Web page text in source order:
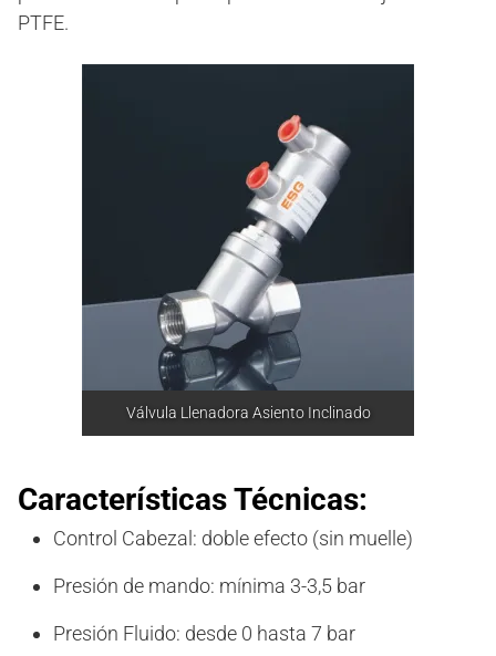
PTFE.
Válvula Llenadora Asiento Inclinado
Características Técnicas:
Control Cabezal: doble efecto (sin muelle)
Presión de mando: mínima 3-3,5 bar
Presión Fluido: desde 0 hasta 7 bar